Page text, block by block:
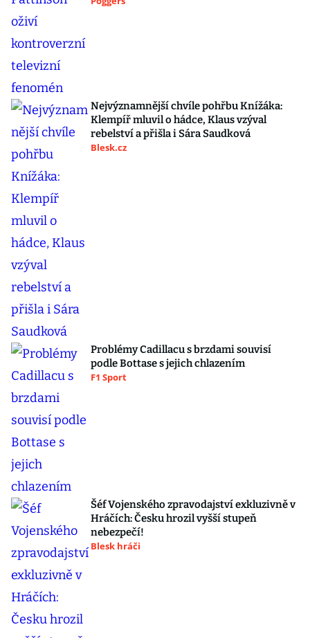
Nejvýznamnější chvíle pohřbu Knížáka:
Klempíř mluvil o hádce, Klaus vzýval
rebelství a přišla i Sára Saudková
Blesk.cz
Problémy Cadillacu s brzdami souvisí
podle Bottase s jejich chlazením
F1 Sport
Šéf Vojenského zpravodajství exkluzivně v
Hráčích: Česku hrozil vyšší stupeň
nebezpečí!
Blesk hráči